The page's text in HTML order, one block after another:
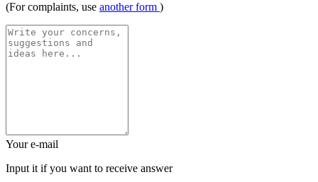
(For complaints, use another form )
Your e-mail
Input it if you want to receive answer